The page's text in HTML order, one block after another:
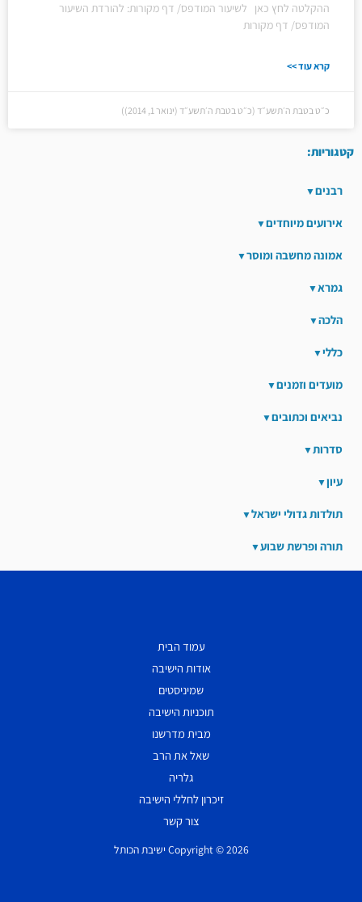
ההקלטה לחץ כאן לשיעור המודפס/ דף מקורות: להורדת השיעור
המודפס/ דף מקורות
קרא עוד >>
כ״ט בטבת ה׳תשע״ד (כ״ט בטבת ה׳תשע״ד (ינואר 1, 2014))
קטגוריות:
רבנים
אירועים מיוחדים
אמונה מחשבה ומוסר
גמרא
הלכה
כללי
מועדים וזמנים
נביאים וכתובים
סדרות
עיון
תולדות גדולי ישראל
תורה ופרשת שבוע
עמוד הבית
אודות הישיבה
שמיניסטים
תוכניות הישיבה
מבית מדרשנו
שאל את הרב
גלריה
זיכרון לחללי הישיבה
צור קשר
Copyright © 2026 ישיבת הכותל